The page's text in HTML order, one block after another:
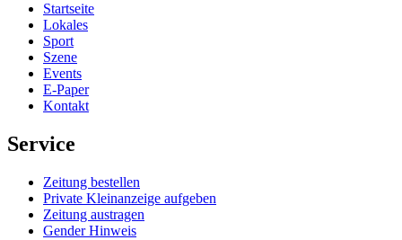
Startseite
Lokales
Sport
Szene
Events
E-Paper
Kontakt
Service
Zeitung bestellen
Private Kleinanzeige aufgeben
Zeitung austragen
Gender Hinweis